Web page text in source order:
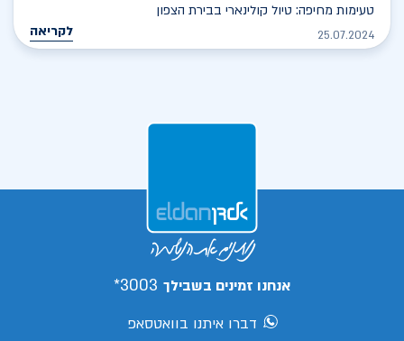
טעימות מחיפה: טיול קולינארי בבירת הצפון
25.07.2024 לקריאה
אנחנו זמינים בשבילך 3003*
דברו איתנו בוואטסאפ